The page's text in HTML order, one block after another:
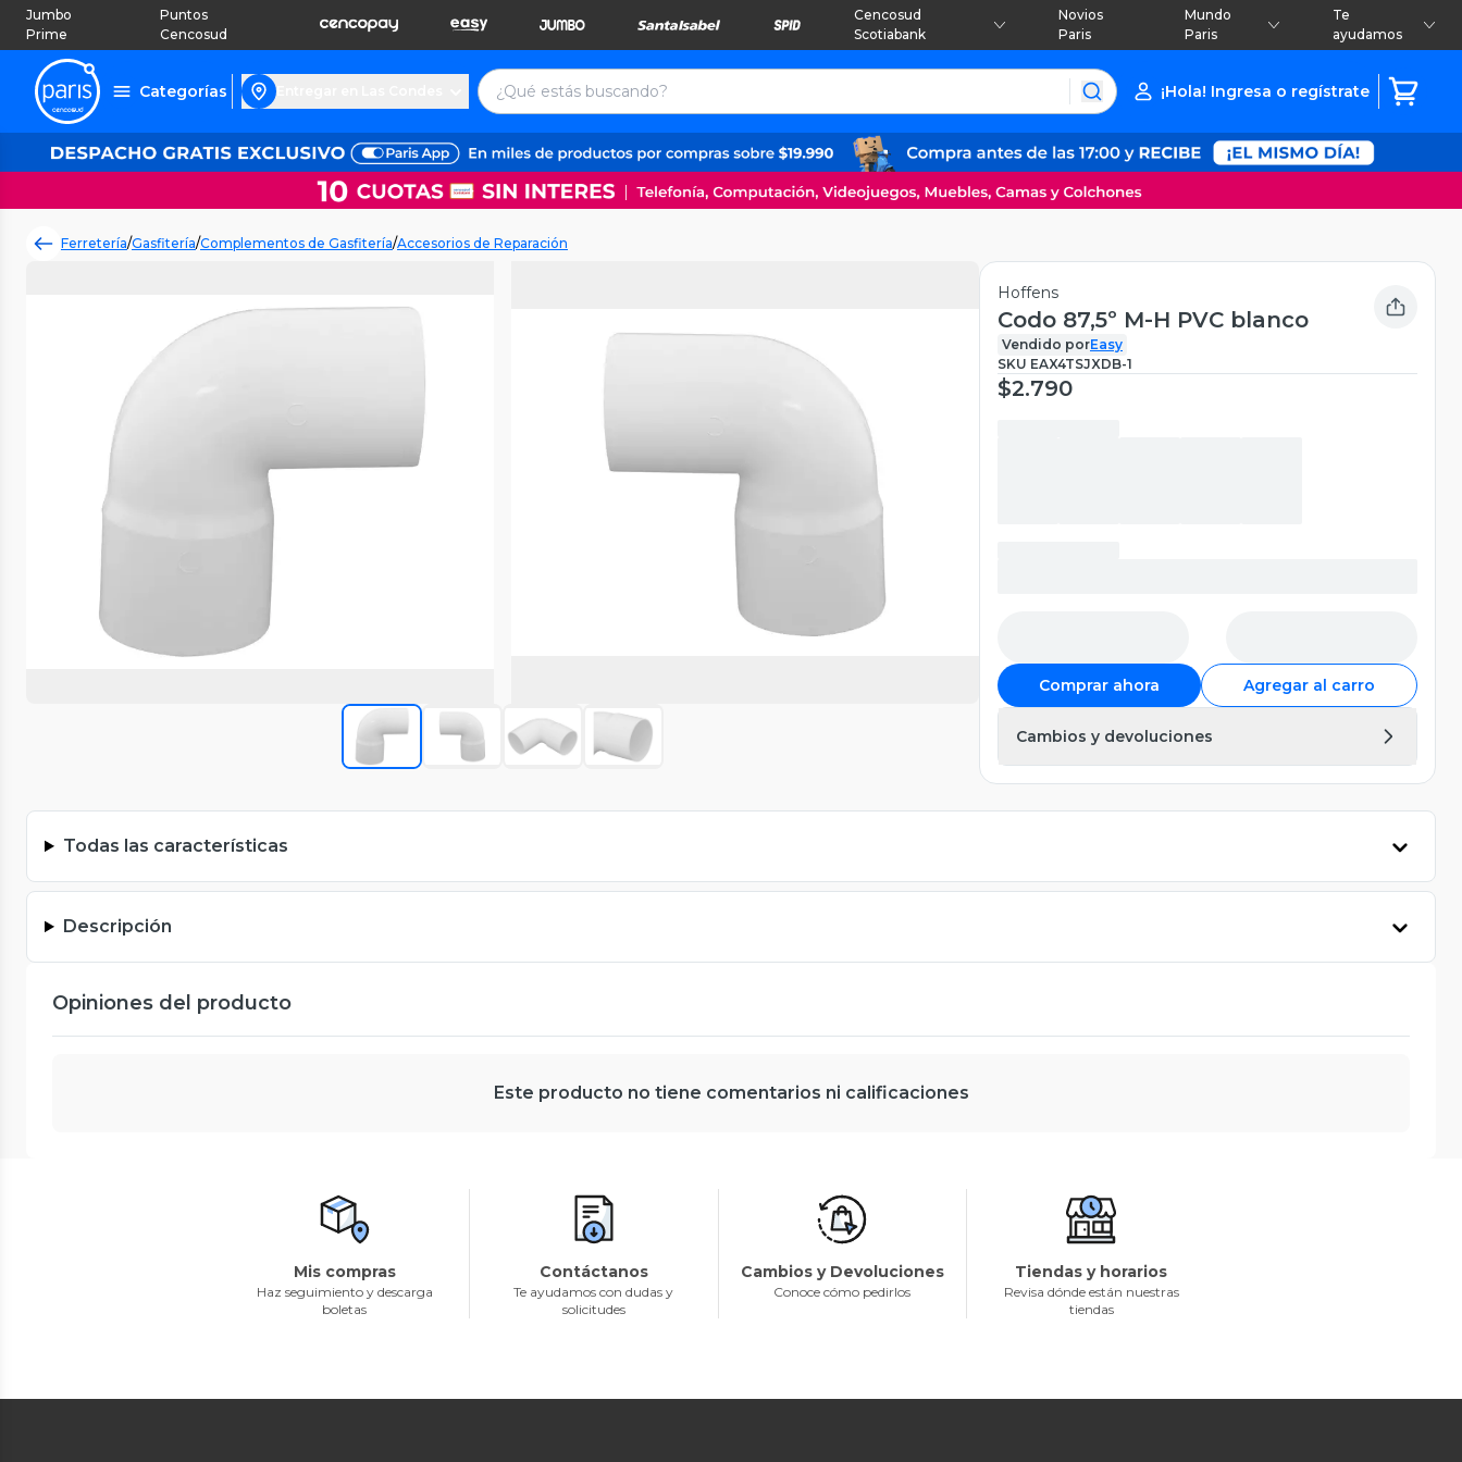
Jumbo
Prime
Puntos
Cencosud
Cencosud
Scotiabank
Novios
Paris
Mundo
Paris
Te
ayudamos
Categorías ¡Hola! Ingresa o regístrate
Ferretería/Gasfitería/Complementos de Gasfitería/Accesorios de Reparación
Hoffens
Codo 87,5º M-H PVC blanco
Vendido porEasy
SKU EAX4TSJXDB-1
$2.790
Comprar ahora Agregar al carro
Cambios y devoluciones
Todas las características
Descripción
Opiniones del producto
Este producto no tiene comentarios ni calificaciones
Mis compras
Haz seguimiento y descarga
boletas
Contáctanos
Te ayudamos con dudas y
solicitudes
Cambios y Devoluciones
Conoce cómo pedirlos
Tiendas y horarios
Revisa dónde están nuestras
tiendas